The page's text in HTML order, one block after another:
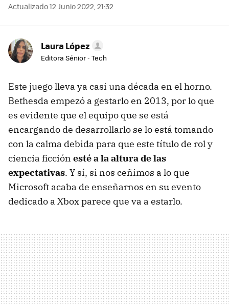
Actualizado 12 Junio 2022, 21:32
Laura López
Editora Sénior - Tech
Este juego lleva ya casi una década en el horno.
Bethesda empezó a gestarlo en 2013, por lo que
es evidente que el equipo que se está
encargando de desarrollarlo se lo está tomando
con la calma debida para que este título de rol y
ciencia ficción esté a la altura de las
expectativas. Y sí, si nos ceñimos a lo que
Microsoft acaba de enseñarnos en su evento
dedicado a Xbox parece que va a estarlo.